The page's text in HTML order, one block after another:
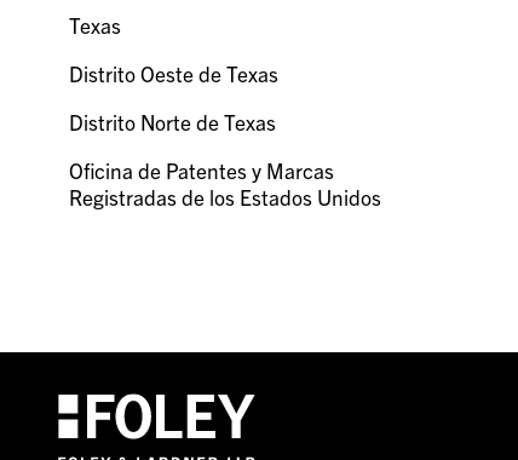
Texas
Distrito Oeste de Texas
Distrito Norte de Texas
Oficina de Patentes y Marcas
Registradas de los Estados Unidos